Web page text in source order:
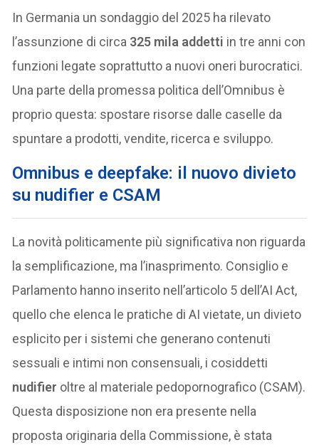
In Germania un sondaggio del 2025 ha rilevato
l’assunzione di circa 325 mila addetti in tre anni con
funzioni legate soprattutto a nuovi oneri burocratici.
Una parte della promessa politica dell’Omnibus è
proprio questa: spostare risorse dalle caselle da
spuntare a prodotti, vendite, ricerca e sviluppo.
Omnibus e deepfake: il nuovo divieto
su nudifier e CSAM
La novità politicamente più significativa non riguarda
la semplificazione, ma l’inasprimento. Consiglio e
Parlamento hanno inserito nell’articolo 5 dell’AI Act,
quello che elenca le pratiche di AI vietate, un divieto
esplicito per i sistemi che generano contenuti
sessuali e intimi non consensuali, i cosiddetti
nudifier oltre al materiale pedopornografico (CSAM).
Questa disposizione non era presente nella
proposta originaria della Commissione, è stata